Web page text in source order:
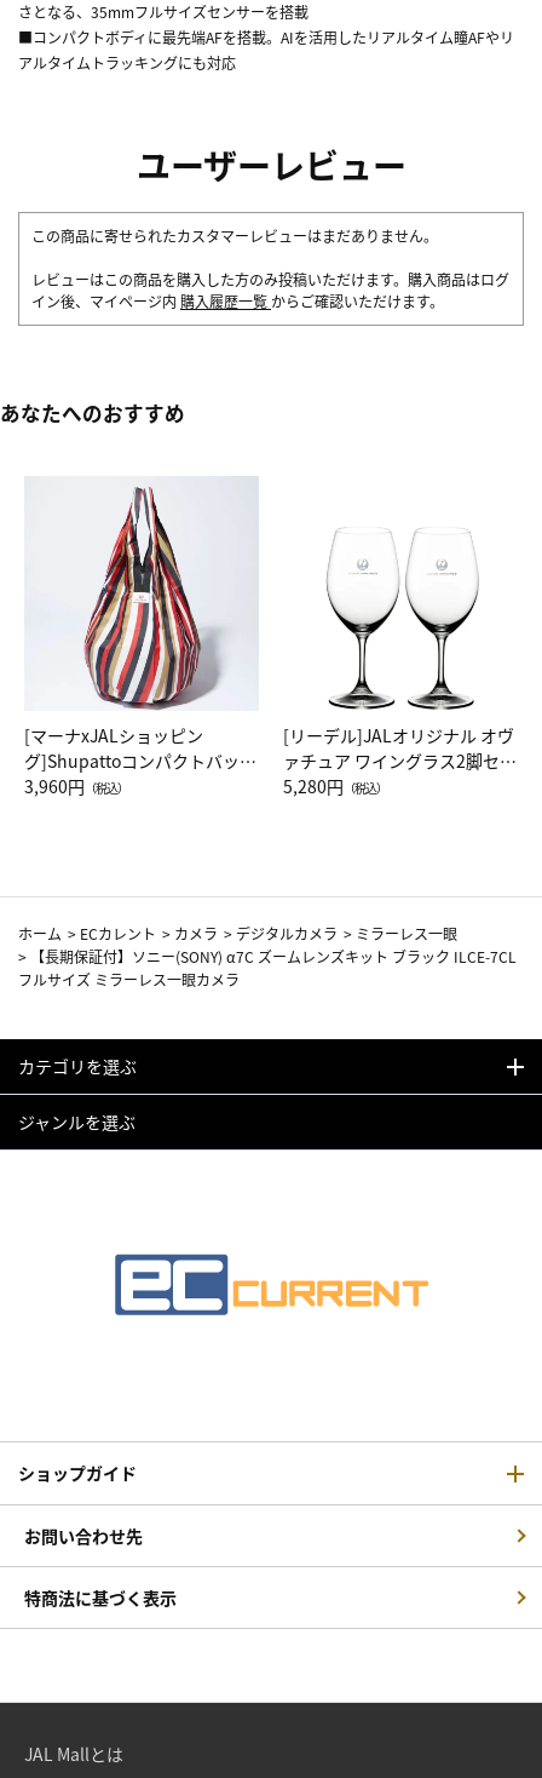
さとなる、35mmフルサイズセンサーを搭載
■コンパクトボディに最先端AFを搭載。AIを活用したリアルタイム瞳AFやリ
アルタイムトラッキングにも対応
ユーザーレビュー
この商品に寄せられたカスタマーレビューはまだありません。
レビューはこの商品を購入した方のみ投稿いただけます。購入商品はログ
イン後、マイページ内 購入履歴一覧 からご確認いただけます。
あなたへのおすすめ
[マーナxJALショッピン
グ]Shupattoコンパクトバッグ
Drop JAL客室乗務員（LC）ス
3,960円 （税込）
[リーデル]JALオリジナル オヴ
ァチュア ワイングラス2脚セッ
ト（レッドワイン）
5,280円 （税込）
ホーム > ECカレント > カメラ > デジタルカメラ > ミラーレス一眼
>
【長期保証付】ソニー(SONY) α7C ズームレンズキット ブラック ILCE-7CL
フルサイズ ミラーレス一眼カメラ
カテゴリを選ぶ
ジャンルを選ぶ
ショップガイド
お問い合わせ先
特商法に基づく表示
JAL Mallとは